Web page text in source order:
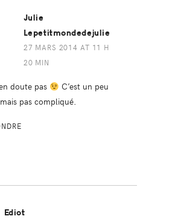
Julie
Lepetitmondedejulie
27 MARS 2014 AT 11 H
20 MIN
doute pas
C’est un peu
pas compliqué.
Ediot